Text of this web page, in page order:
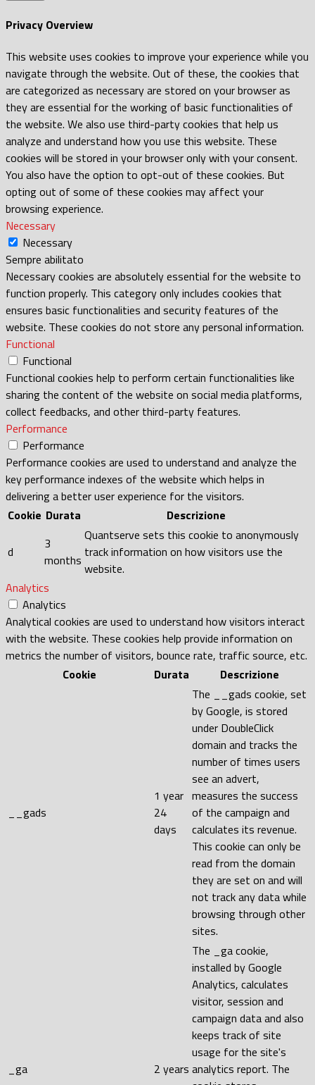
Privacy Overview
This website uses cookies to improve your experience while you
navigate through the website. Out of these, the cookies that
are categorized as necessary are stored on your browser as
they are essential for the working of basic functionalities of
the website. We also use third-party cookies that help us
analyze and understand how you use this website. These
cookies will be stored in your browser only with your consent.
You also have the option to opt-out of these cookies. But
opting out of some of these cookies may affect your
browsing experience.
Necessary
Necessary
Sempre abilitato
Necessary cookies are absolutely essential for the website to
function properly. This category only includes cookies that
ensures basic functionalities and security features of the
website. These cookies do not store any personal information.
Functional
Functional
Functional cookies help to perform certain functionalities like
sharing the content of the website on social media platforms,
collect feedbacks, and other third-party features.
Performance
Performance
Performance cookies are used to understand and analyze the
key performance indexes of the website which helps in
delivering a better user experience for the visitors.
Cookie Durata Descrizione
d
3
months
Quantserve sets this cookie to anonymously
track information on how visitors use the
website.
Analytics
Analytics
Analytical cookies are used to understand how visitors interact
with the website. These cookies help provide information on
metrics the number of visitors, bounce rate, traffic source, etc.
Cookie
Durata Descrizione
__gads
1 year
24
days
The __gads cookie, set
by Google, is stored
under DoubleClick
domain and tracks the
number of times users
see an advert,
measures the success
of the campaign and
calculates its revenue.
This cookie can only be
read from the domain
they are set on and will
not track any data while
browsing through other
sites.
_ga 2 years
The _ga cookie,
installed by Google
Analytics, calculates
visitor, session and
campaign data and also
keeps track of site
usage for the site's
analytics report. The